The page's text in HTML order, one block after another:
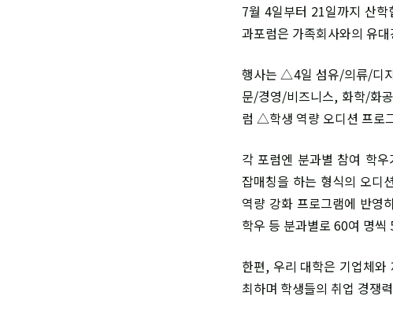
7월 4일부터 21일까지 산학
과포럼은 가족회사와의 유
행사는 △4일 섬유/의류/디
문/경영/비즈니스, 화학/화
럼 △학생 역량 오디션 프로
각 포럼엔 분과별 참여 학
잡매칭을 하는 형식의 오디
역량 강화 프로그램에 반영
학우 등 분과별로 60여 명씩
한편, 우리 대학은 기업체
최하며 학생들의 취업 경쟁